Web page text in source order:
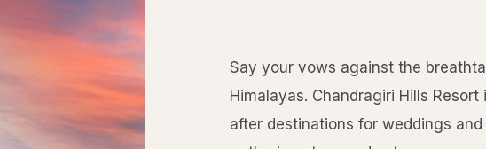
Say your vows against the
Himalayas. Chandragiri Hills
after destinations for weddings